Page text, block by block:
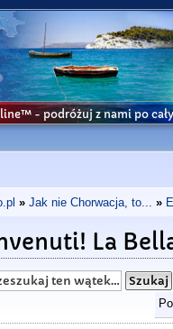
- podróżuj z nami po
» Jak nie Chorwacja, to... »
La